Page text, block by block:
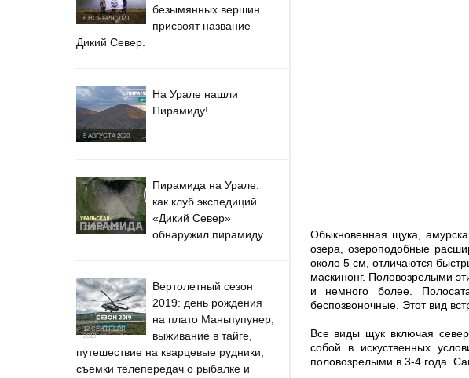
6 НОЯБРЯ 2020
безымянных вершин
присвоят название
Дикий Север.
5 АВГУСТА 2020
На Урале нашли
Пирамиду!
21 МАЯ 2020
Пирамида на Урале:
как клуб экспедиций
«Дикий Север»
обнаружил пирамиду
12 СЕНТЯБРЯ
2019
Вертолетный сезон
2019: день рождения
на плато Маньпупунер,
выживание в тайге,
путешествие на кварцевые рудники,
съемки телепередач о рыбалке и
Обыкновенная щука,
озера, озероподобные
около 5 см, отличаются
маскинонг. Половозрелыми
и немного более.
беспозвоночные. Этот вид
Все виды щук включая
собой в искуственных
половозрелыми в 3-4 года.